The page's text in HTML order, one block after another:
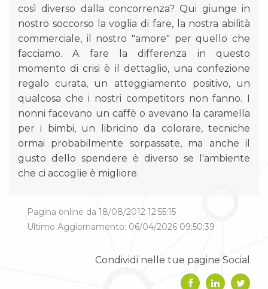
così diverso dalla concorrenza? Qui giunge in
nostro soccorso la voglia di fare, la nostra abilità
commerciale, il nostro "amore" per quello che
facciamo. A fare la differenza in questo
momento di crisi è il dettaglio, una confezione
regalo curata, un atteggiamento positivo, un
qualcosa che i nostri competitors non fanno. I
nonni facevano un caffè o avevano la caramella
per i bimbi, un libricino da colorare, tecniche
ormai probabilmente sorpassate, ma anche il
gusto dello spendere è diverso se l'ambiente
che ci accoglie è migliore.
Pagina online da 18/08/2012 12:55:15
Ultimo Aggiornamento: 06/04/2026 09:50:39
Condividi nelle tue pagine Social